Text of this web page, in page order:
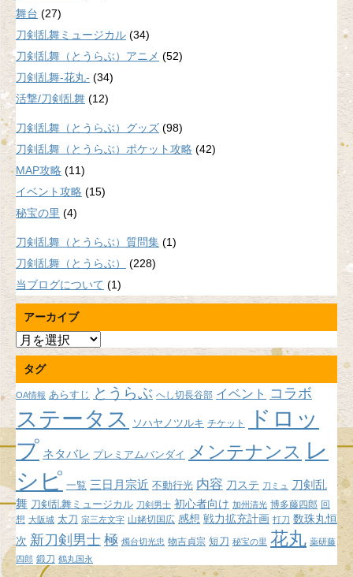
舞台 (27)
刀剣乱舞ミュージカル (34)
刀剣乱舞（とうらぶ）アニメ (52)
刀剣乱舞-花丸- (34)
活撃/刀剣乱舞 (12)
刀剣乱舞（とうらぶ）グッズ (98)
刀剣乱舞（とうらぶ）ポケット攻略 (42)
MAP攻略 (11)
イベント攻略 (15)
秘宝の里 (4)
刀剣乱舞（とうらぶ）質問集 (1)
刀剣乱舞（とうらぶ）
(228)
当ブログについて (1)
アーカイブ
ア
ー
カ
イ
ブ
タグ
OA情報 あらすじ とうらぶ へし切長谷部 イベント コラボ
ステータス ソハヤノツルキ チケット
ドロッ
プ ネタバレ プレミアムバンダイ メンテナンス レ
シピ 一覧 三日月宗近 不動行光 内容 刀ステ 刀ミュ
刀剣乱
舞 刀剣乱舞ミュージカル 刀剣男士 初心者向け 加州清光 博多藤四郎 回
想 大阪城 太刀 宗三左文字 山姥切国広 感想 戦力拡充計画 打刀 数珠丸恒
次 新刀剣男士 極 燭台切光忠 物吉貞宗 短刀 秘宝の里 花丸 薬研藤
四郎 鍛刀 鶴丸国永